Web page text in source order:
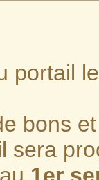
portail
bons
sera